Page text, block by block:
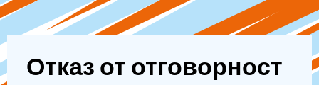
Отказ от отговорност